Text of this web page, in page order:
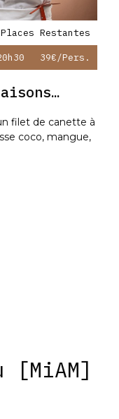
Restantes
39€/pers.
filet de canette à
coco, mangue,
[MiAM]